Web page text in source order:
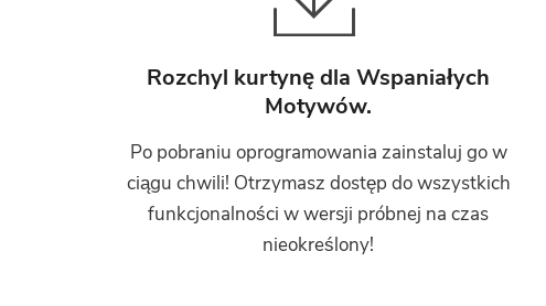
Rozchyl kurtynę dla Wspaniałych
Motywów.
Po pobraniu oprogramowania zainstaluj go w
ciągu chwili! Otrzymasz dostęp do wszystkich
funkcjonalności w wersji próbnej na czas
nieokreślony!